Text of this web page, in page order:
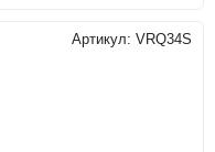
Артикул: VRQ34S